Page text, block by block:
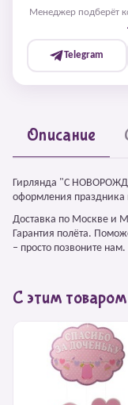
Менеджер подберёт
Telegram
Описание
Гирлянда "С
оформления праздника
Доставка по Москве и
Гарантия полёта.
– просто позвоните нам.
С этим